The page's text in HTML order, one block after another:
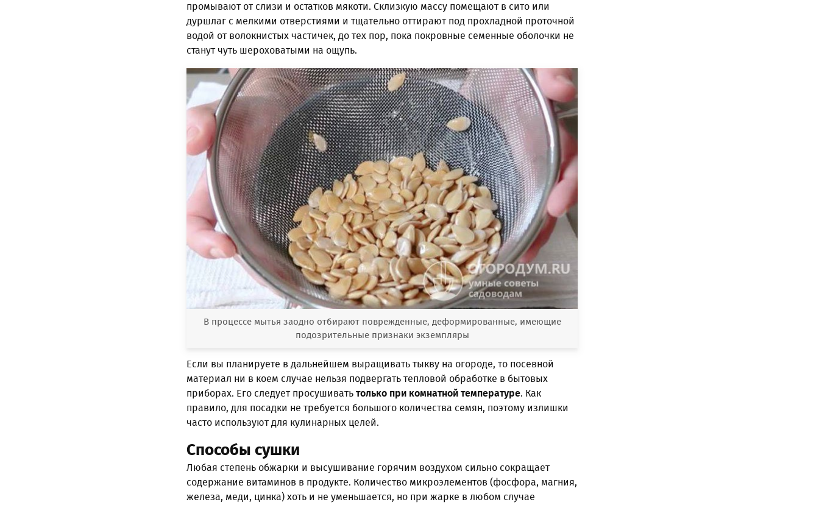
промывают от слизи и остатков мякоти. Склизкую массу помещают в сито или
дуршлаг с мелкими отверстиями и тщательно оттирают под прохладной проточной
водой от волокнистых частичек, до тех пор, пока покровные семенные оболочки не
станут чуть шероховатыми на ощупь.
В процессе мытья заодно отбирают поврежденные, деформированные, имеющие
подозрительные признаки экземпляры
Если вы планируете в дальнейшем выращивать тыкву на огороде, то посевной
материал ни в коем случае нельзя подвергать тепловой обработке в бытовых
приборах. Его следует просушивать только при комнатной температуре. Как
правило, для посадки не требуется большого количества семян, поэтому излишки
часто используют для кулинарных целей.
Способы сушки
Любая степень обжарки и высушивание горячим воздухом сильно сокращает
содержание витаминов в продукте. Количество микроэлементов (фосфора, магния,
железа, меди, цинка) хоть и не уменьшается, но при жарке в любом случае